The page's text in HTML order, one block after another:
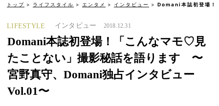
トップ ライフスタイル エンタメ インタビュー Domani本誌初登場！
LIFESTYLE インタビュー 2018.12.31
Domani本誌初登場！「こんなマモ♡見
たことない」撮影秘話を語ります 〜
宮野真守、Domani独占インタビュー
Vol.01〜